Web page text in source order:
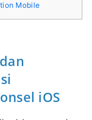
Mobile
iOS